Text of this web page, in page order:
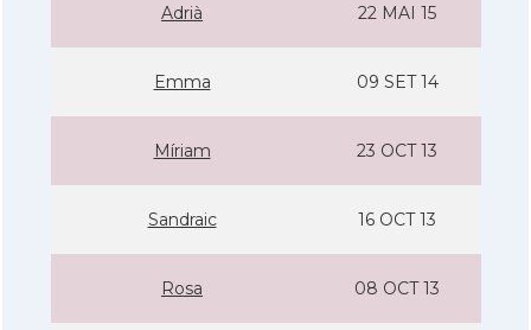
Adrià 22 MAI 15
Emma 09 SET 14
Mí­riam 23 OCT 13
Sandraic 16 OCT 13
Rosa 08 OCT 13